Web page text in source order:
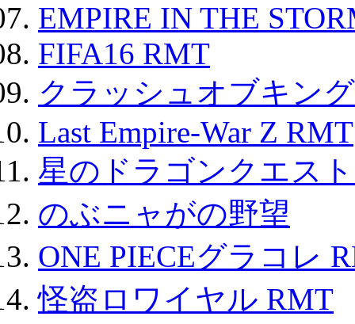
EMPIRE IN THE
FIFA16 RMT
クラッシュオブキン
Last Empire-War Z RMT
星のドラゴンクエス
のぶニャがの野望
ONE PIECEグラコレ
怪盗ロワイヤル RMT